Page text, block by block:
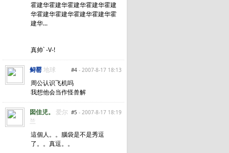
霍建华霍建华霍建华霍建华霍建
华霍建华霍建华霍建华霍建华霍
建华...
真帅` -V-!
#4 - 2007-8-17 18:13
鲟罂地球
周公认识飞机吗
我想他会当作怪兽解
#5 - 2007-8-17 18:19
囡佳児。
爱尔
兰
這個人。。腦袋是不是秀逗
了。。真逗。。